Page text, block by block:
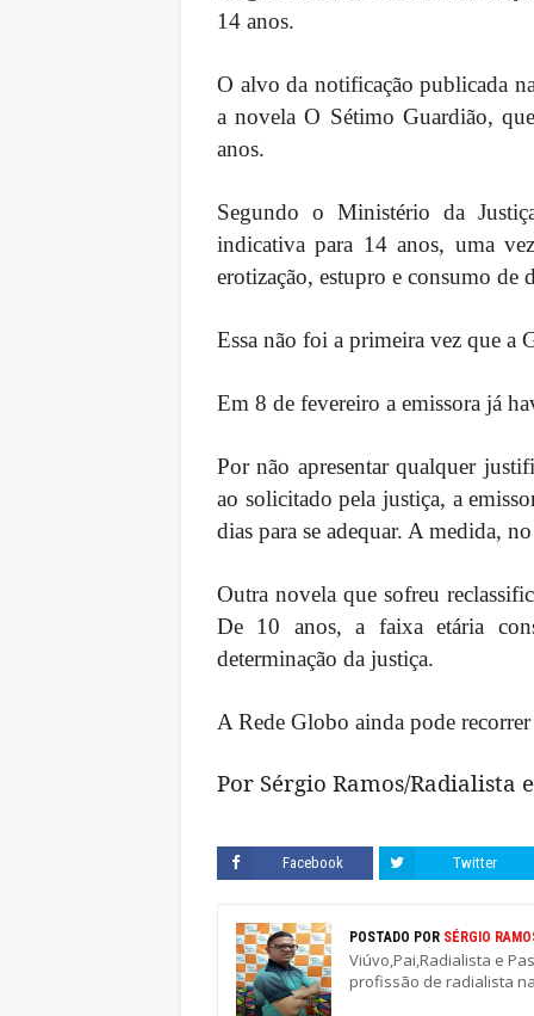
14 anos.
O alvo da notificação publicada
a novela O Sétimo Guardião,
anos.
Segundo o Ministério da
indicativa para 14 anos, uma
erotização, estupro e consumo de
Essa não foi a primeira vez que a
Em 8 de fevereiro a emissora já
Por não apresentar qualquer
ao solicitado pela justiça, a
dias para se adequar. A medida,
Outra novela que sofreu
De 10 anos, a faixa etária
determinação da justiça.
A Rede Globo ainda pode recorrer
Por Sérgio Ramos/Radialista
Facebook Twitter
POSTADO POR SÉRGIO
Viúvo,Pai,Radialista e
profissão de radialista